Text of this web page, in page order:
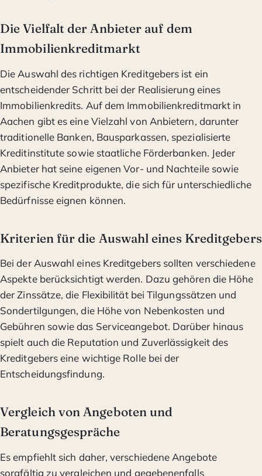
Die Vielfalt der Anbieter auf dem
Immobilienkreditmarkt
Die Auswahl des richtigen Kreditgebers ist ein
entscheidender Schritt bei der Realisierung eines
Immobilienkredits. Auf dem Immobilienkreditmarkt in
Aachen gibt es eine Vielzahl von Anbietern, darunter
traditionelle Banken, Bausparkassen, spezialisierte
Kreditinstitute sowie staatliche Förderbanken. Jeder
Anbieter hat seine eigenen Vor- und Nachteile sowie
spezifische Kreditprodukte, die sich für unterschiedliche
Bedürfnisse eignen können.
Kriterien für die Auswahl eines Kreditgebers
Bei der Auswahl eines Kreditgebers sollten verschiedene
Aspekte berücksichtigt werden. Dazu gehören die Höhe
der Zinssätze, die Flexibilität bei Tilgungssätzen und
Sondertilgungen, die Höhe von Nebenkosten und
Gebühren sowie das Serviceangebot. Darüber hinaus
spielt auch die Reputation und Zuverlässigkeit des
Kreditgebers eine wichtige Rolle bei der
Entscheidungsfindung.
Vergleich von Angeboten und
Beratungsgespräche
Es empfiehlt sich daher, verschiedene Angebote
sorgfältig zu vergleichen und gegebenenfalls